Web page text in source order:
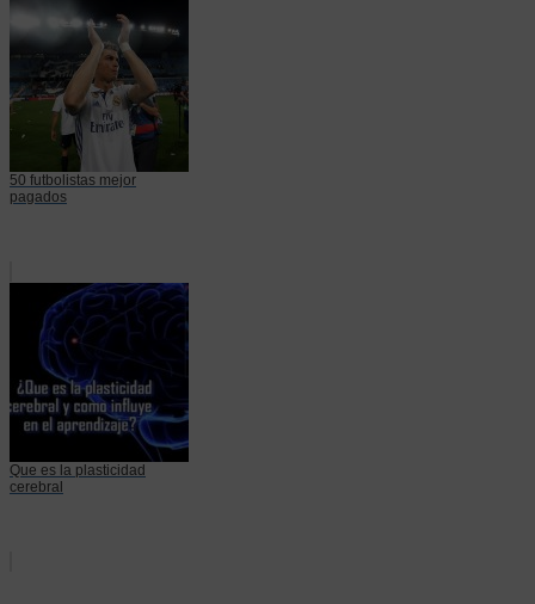
50 futbolistas mejor
pagados
Que es la plasticidad
cerebral